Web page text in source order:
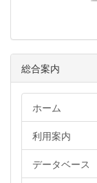
総合案内
ホーム
利用案内
データベース